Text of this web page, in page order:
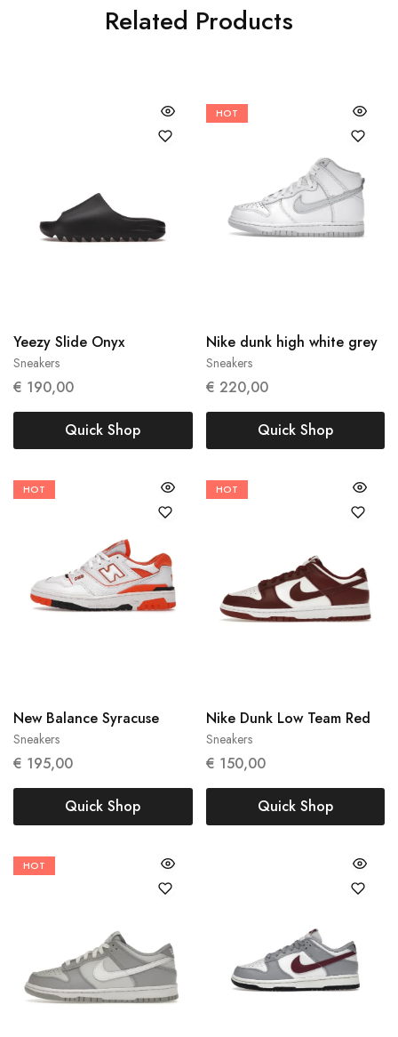
Related Products
Sneakers
Yeezy Slide Onyx
€ 190,00
40.5
Quick Shop
HOT
Sneakers
Nike dunk high white grey
€ 220,00
36.5
Quick Shop
HOT
Sneakers
New Balance Syracuse
€ 195,00
42
Quick Shop
HOT
Sneakers
Nike Dunk Low Team Red
€ 150,00
48.5
Quick Shop
HOT